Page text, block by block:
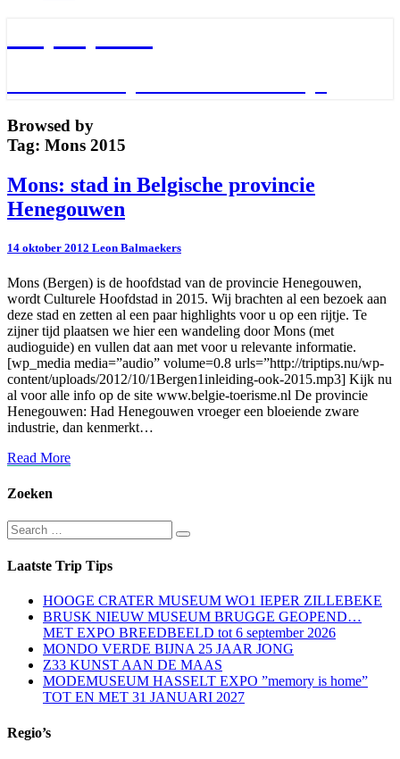
Browsed by
Tag: Mons 2015
Mons:
stad
in
provincie
Mons: stad in Belgische provincie
Henegouwen
14 oktober 2012 Leon Balmaekers
Mons (Bergen) is de hoofdstad van de provincie Henegouwen,
wordt Culturele Hoofdstad in 2015. Wij brachten al een bezoek aan
deze stad en zetten al een paar highlights voor u op een rijtje. Te
zijner tijd plaatsen we hier een wandeling door Mons (met
audioguide) en vullen dat aan met voor u relevante informatie.
[wp_media media=”audio” volume=0.8 urls=”http://triptips.nu/wp-
content/uploads/2012/10/1Bergen1inleiding-ook-2015.mp3] Kijk nu
al voor alle info op de site www.belgie-toerisme.nl De provincie
Henegouwen: Had Henegouwen vroeger een bloeiende zware
industrie, dan kenmerkt…
Read MoreRead
Zoeken
Search
for:
Search
Laatste Trip Tips
HOOGE CRATER MUSEUM WO1 IEPER ZILLEBEKE
BRUSK NIEUW MUSEUM BRUGGE GEOPEND…
MET EXPO BREEDBEELD tot 6 september 2026
MONDO VERDE BIJNA 25 JAAR JONG
Z33 KUNST AAN DE MAAS
MODEMUSEUM HASSELT EXPO ”memory is home”
TOT EN MET 31 JANUARI 2027
Regio’s